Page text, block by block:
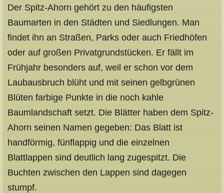
Der Spitz-Ahorn gehört zu den häufigsten
Baumarten in den Städten und Siedlungen. Man
findet ihn an Straßen, Parks oder auch Friedhöfen
oder auf großen Privatgrundstücken. Er fällt im
Frühjahr besonders auf, weil er schon vor dem
Laubausbruch blüht und mit seinen gelbgrünen
Blüten farbige Punkte in die noch kahle
Baumlandschaft setzt. Die Blätter haben dem Spitz-
Ahorn seinen Namen gegeben: Das Blatt ist
handförmig, fünflappig und die einzelnen
Blattlappen sind deutlich lang zugespitzt. Die
Buchten zwischen den Lappen sind dagegen
stumpf.